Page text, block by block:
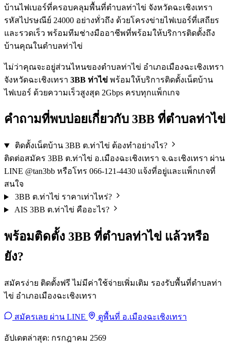
บ้านไฟเบอร์ที่ครอบคลุมพื้นที่ตำบลท่าไข่ จังหวัดฉะเชิงเทรา
รหัสไปรษณีย์ 24000 อย่างทั่วถึง ด้วยโครงข่ายไฟเบอร์ที่เสถียร
และรวดเร็ว พร้อมทีมช่างมืออาชีพที่พร้อมให้บริการติดตั้งถึง
บ้านคุณในตำบลท่าไข่
ไม่ว่าคุณจะอยู่ส่วนไหนของตำบลท่าไข่ อำเภอเมืองฉะเชิงเทรา
จังหวัดฉะเชิงเทรา 3BB ท่าไข่ พร้อมให้บริการติดตั้งเน็ตบ้าน
ไฟเบอร์ ด้วยความเร็วสูงสุด 2Gbps ครบทุกแพ็กเกจ
คำถามที่พบบ่อยเกี่ยวกับ 3BB ที่ตำบลท่าไข่
ติดตั้งเน็ตบ้าน 3BB ต.ท่าไข่ ต้องทำอย่างไร?
ติดต่อสมัคร 3BB ต.ท่าไข่ อ.เมืองฉะเชิงเทรา จ.ฉะเชิงเทรา ผ่าน
LINE @tan3bb หรือโทร 066-121-4430 แจ้งที่อยู่และแพ็กเกจที่
สนใจ
3BB ต.ท่าไข่ ราคาเท่าไหร่?
AIS 3BB ต.ท่าไข่ คืออะไร?
พร้อมติดตั้ง 3BB ที่ตำบลท่าไข่ แล้วหรือ
ยัง?
สมัครง่าย ติดตั้งฟรี ไม่มีค่าใช้จ่ายเพิ่มเติม รองรับพื้นที่ตำบลท่า
ไข่ อำเภอเมืองฉะเชิงเทรา
สมัครเลย ผ่าน LINE ดูพื้นที่ อ.เมืองฉะเชิงเทรา
อัปเดตล่าสุด: กรกฎาคม 2569